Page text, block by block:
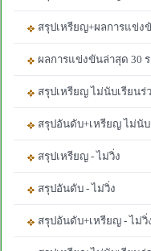
สรุปเหรียญ+ผลการแข่ง
ผลการแข่งขันล่าสุด 30 ร
สรุปเหรียญ ไม่นับเรียนร่
สรุปอันดับ+เหรียญ ไม่นับ
สรุปเหรียญ - ไม่วิ่ง
สรุปอันดับ - ไม่วิ่ง
สรุปอันดับ+เหรียญ - ไม่วิ่